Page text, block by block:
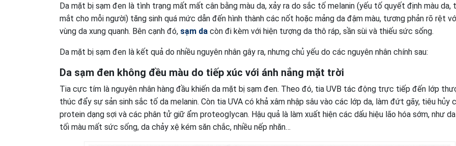
Da mặt bị sạm đen là tình trạng mất mất cân bằng màu da, xảy ra do sắc tố melanin (yếu tố quyết định màu da,
mắt cho mỗi người) tăng sinh quá mức dẫn đến hình thành các nốt hoặc mảng da đậm màu, tương phản rõ rệt
vùng da xung quanh. Bên cạnh đó, sạm da còn đi kèm với hiện tượng da thô ráp, sần sùi và thiếu sức sống.
Da mặt bị sạm đen là kết quả do nhiều nguyên nhân gây ra, nhưng chủ yếu do các nguyên nhân chính sau:
Da sạm đen không đều màu do tiếp xúc với ánh nắng mặt trời
Tia cực tím là nguyên nhân hàng đầu khiến da mặt bị sạm đen. Theo đó, tia UVB tác động trực tiếp đến lớp
thúc đẩy sự sản sinh sắc tố da melanin. Còn tia UVA có khả xâm nhập sâu vào các lớp da, làm đứt gãy, tiêu hủy
protein dạng sợi và các phân tử giữ ẩm proteoglycan. Hậu quả là làm xuất hiện các dấu hiệu lão hóa sớm, như
tối màu mất sức sống, da chảy xệ kém săn chắc, nhiều nếp nhăn…